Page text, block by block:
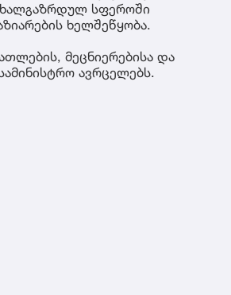
სფეროში
ხელშეწყობა.
მეცნიერებისა და
ავრცელებს.